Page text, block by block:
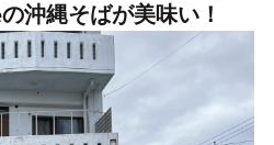
沖縄そばが美味い！